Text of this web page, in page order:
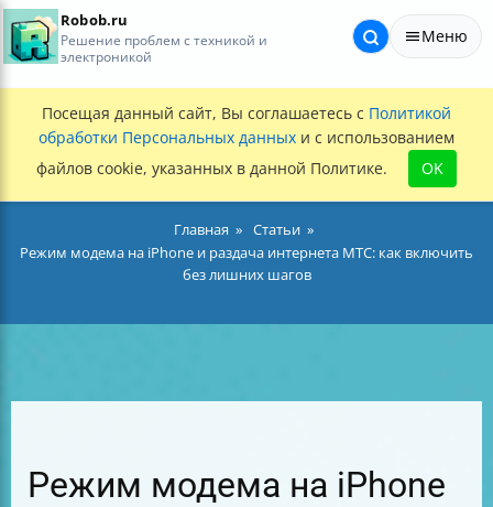
Robob.ru
Решение проблем с техникой и
электроникой
Меню
Посещая данный сайт, Вы соглашаетесь с Политикой
обработки Персональных данных и с использованием
файлов cookie, указанных в данной Политике.
OK
Главная
Статьи
Режим модема на iPhone и раздача интернета МТС: как включить
без лишних шагов
Режим модема на iPhone